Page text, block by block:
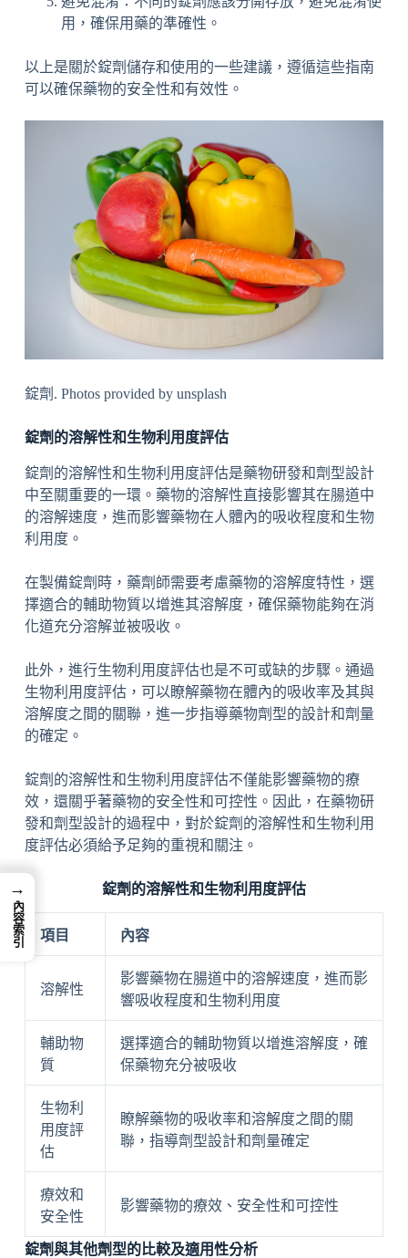
用，確保用藥的準確性。
以上是關於錠劑儲存和使用的一些建議，遵循這些指南
可以確保藥物的安全性和有效性。
錠劑. Photos provided by unsplash
錠劑的溶解性和生物利用度評估
錠劑的溶解性和生物利用度評估是藥物研發和劑型設計
中至關重要的一環。藥物的溶解性直接影響其在腸道中
的溶解速度，進而影響藥物在人體內的吸收程度和生物
利用度。
在製備錠劑時，藥劑師需要考慮藥物的溶解度特性，選
擇適合的輔助物質以增進其溶解度，確保藥物能夠在消
化道充分溶解並被吸收。
此外，進行生物利用度評估也是不可或缺的步驟。通過
生物利用度評估，可以瞭解藥物在體內的吸收率及其與
溶解度之間的關聯，進一步指導藥物劑型的設計和劑量
的確定。
錠劑的溶解性和生物利用度評估不僅能影響藥物的療
效，還關乎著藥物的安全性和可控性。因此，在藥物研
發和劑型設計的過程中，對於錠劑的溶解性和生物利用
度評估必須給予足夠的重視和關注。
錠劑的溶解性和生物利用度評估
項目 內容
溶解性
影響藥物在腸道中的溶解速度，進而影
響吸收程度和生物利用度
輔助物
質
選擇適合的輔助物質以增進溶解度，確
保藥物充分被吸收
生物利
用度評
估
瞭解藥物的吸收率和溶解度之間的關
聯，指導劑型設計和劑量確定
療效和
安全性
影響藥物的療效、安全性和可控性
錠劑與其他劑型的比較及適用性分析
→
內容索引